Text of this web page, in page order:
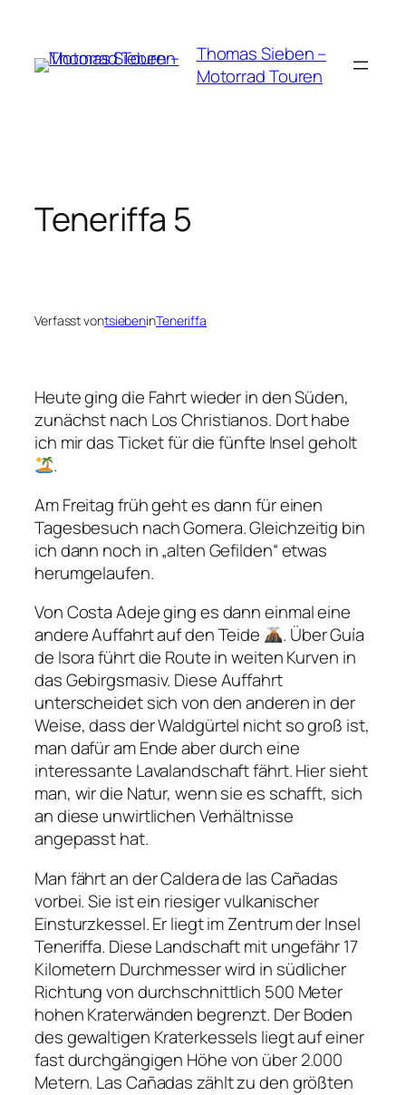
springen
Thomas Sieben –
Motorrad Touren
Teneriffa 5
Verfasst vontsiebeninTeneriffa
Heute ging die Fahrt wieder in den Süden,
zunächst nach Los Christianos. Dort habe
ich mir das Ticket für die fünfte Insel geholt
.
Am Freitag früh geht es dann für einen
Tagesbesuch nach Gomera. Gleichzeitig bin
ich dann noch in „alten Gefilden“ etwas
herumgelaufen.
Von Costa Adeje ging es dann einmal eine
andere Auffahrt auf den Teide
. Über Guía
de Isora führt die Route in weiten Kurven in
das Gebirgsmasiv. Diese Auffahrt
unterscheidet sich von den anderen in der
Weise, dass der Waldgürtel nicht so groß ist,
man dafür am Ende aber durch eine
interessante Lavalandschaft fährt. Hier sieht
man, wir die Natur, wenn sie es schafft, sich
an diese unwirtlichen Verhältnisse
angepasst hat.
Man fährt an der Caldera de las Cañadas
vorbei. Sie ist ein riesiger vulkanischer
Einsturzkessel. Er liegt im Zentrum der Insel
Teneriffa. Diese Landschaft mit ungefähr 17
Kilometern Durchmesser wird in südlicher
Richtung von durchschnittlich 500 Meter
hohen Kraterwänden begrenzt. Der Boden
des gewaltigen Kraterkessels liegt auf einer
fast durchgängigen Höhe von über 2.000
Metern. Las Cañadas zählt zu den größten